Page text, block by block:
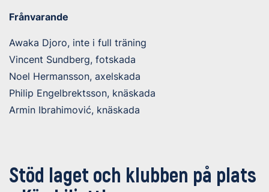
Frånvarande
Awaka Djoro, inte i full träning
Vincent Sundberg, fotskada
Noel Hermansson, axelskada
Philip Engelbrektsson, knäskada
Armin Ibrahimović, knäskada
Stöd laget och klubben på plats